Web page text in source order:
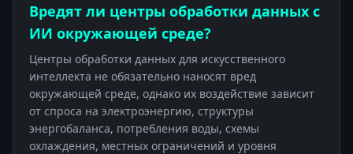
Вредят ли центры обработки данных с
ИИ окружающей среде?
Центры обработки данных для искусственного
интеллекта не обязательно наносят вред
окружающей среде, однако их воздействие зависит
от спроса на электроэнергию, структуры
энергобаланса, потребления воды, схемы
охлаждения, местных ограничений и уровня